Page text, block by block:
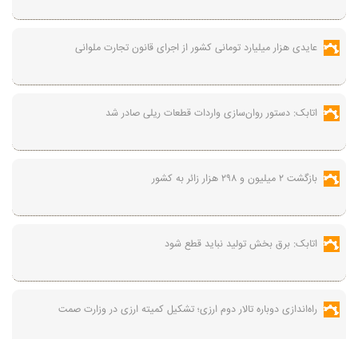
عایدی هزار میلیارد تومانی کشور از اجرای قانون تجارت ملوانی
اتابک: دستور روان‌سازی واردات قطعات ریلی صادر شد
بازگشت ۲ میلیون و ۲۹۸ هزار زائر به کشور
اتابک: برق بخش تولید نباید قطع شود
راه‌اندازی دوباره تالار دوم ارزی؛ تشکیل کمیته ارزی در وزارت صمت